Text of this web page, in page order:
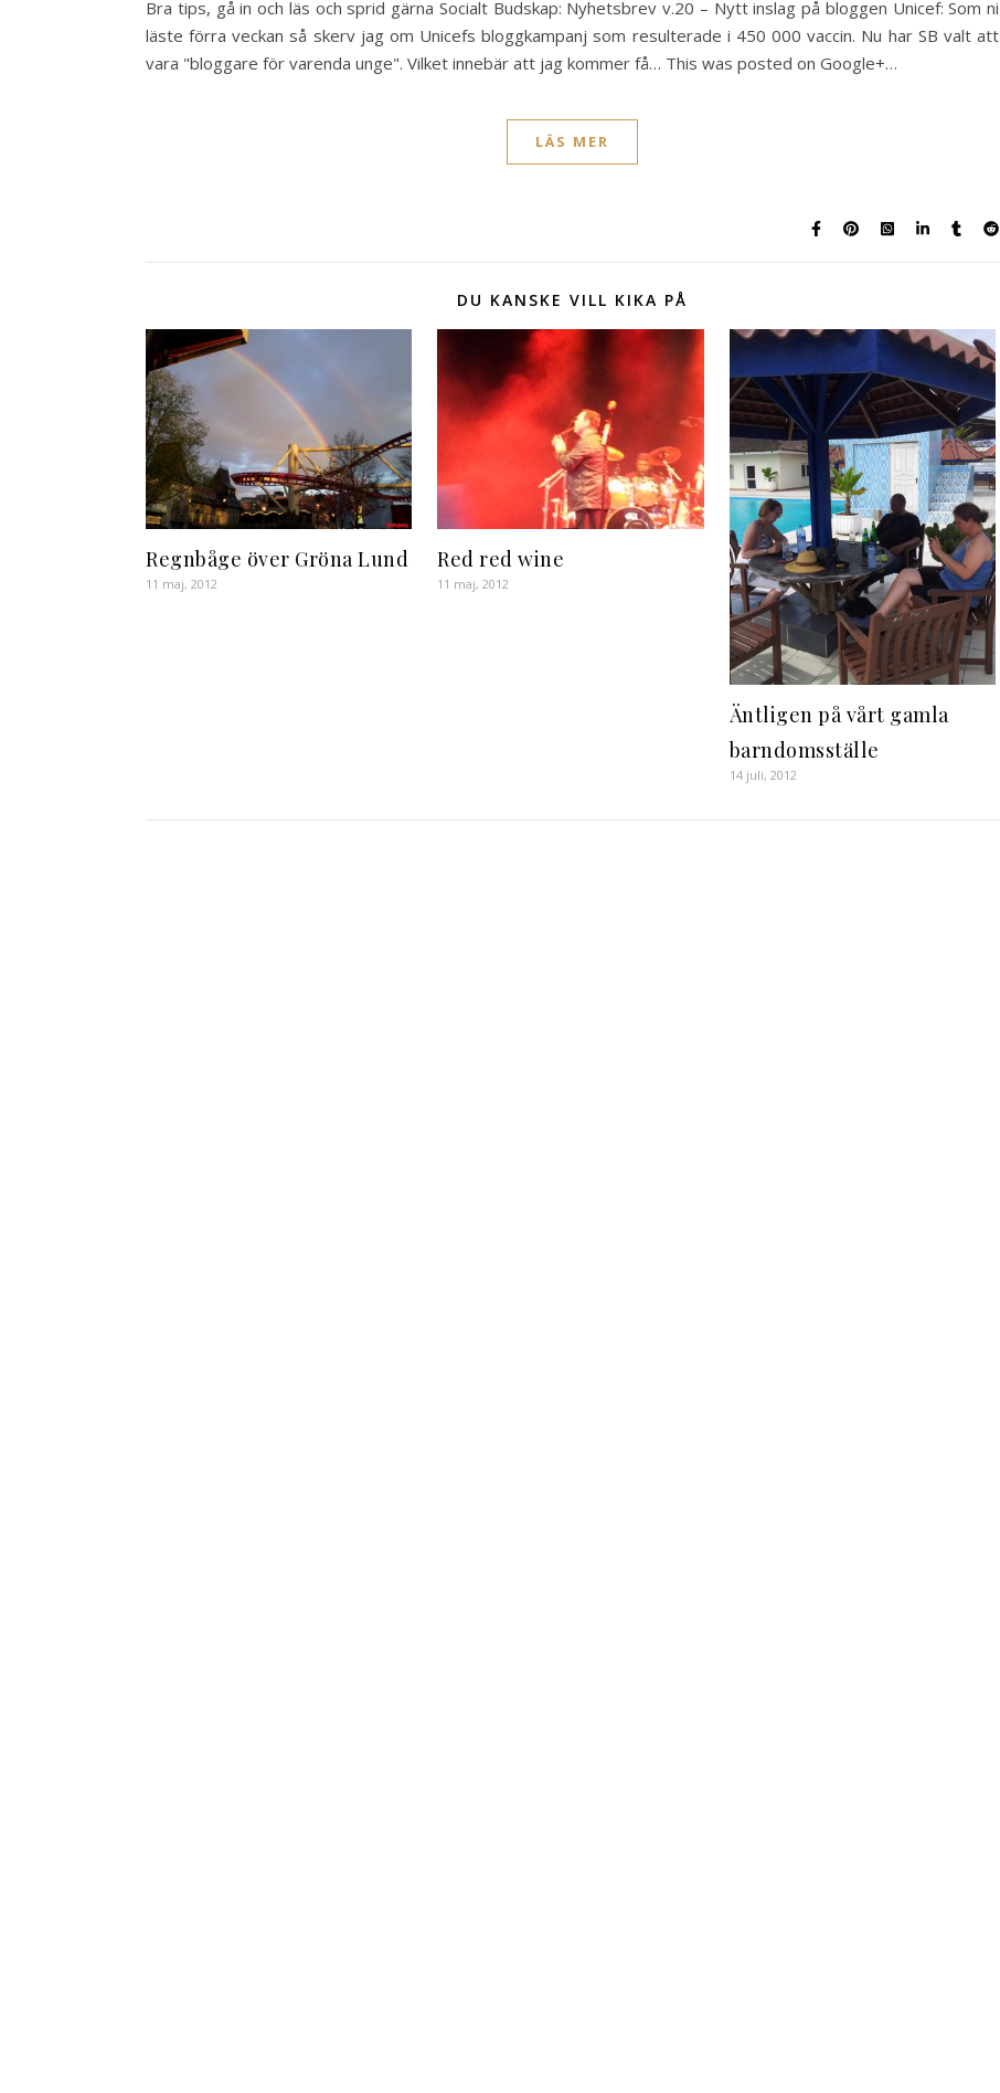
Bra tips, gå in och läs och sprid gärna Socialt Budskap: Nyhetsbrev v.20 – Nytt inslag på bloggen Unicef: Som ni
läste förra veckan så skerv jag om Unicefs bloggkampanj som resulterade i 450 000 vaccin. Nu har SB valt att
vara "bloggare för varenda unge". Vilket innebär att jag kommer få… This was posted on Google+…
LÄS MER
DU KANSKE VILL KIKA PÅ
Regnbåge över Gröna Lund
11 maj, 2012
Red red wine
11 maj, 2012
Äntligen på vårt gamla
barndomsställe
14 juli, 2012